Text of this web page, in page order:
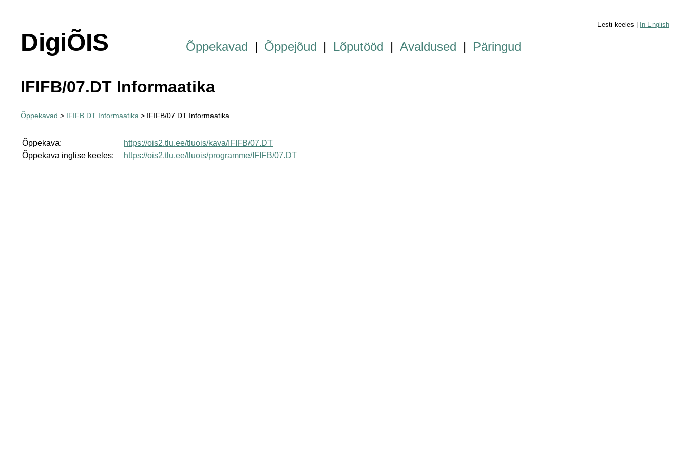
Eesti keeles | In English
DigiÕIS Õppekavad | Õppejõud | Lõputööd | Avaldused | Päringud
IFIFB/07.DT Informaatika
Õppekavad > IFIFB.DT Informaatika > IFIFB/07.DT Informaatika
Õppekava:
https://ois2.tlu.ee/tluois/kava/IFIFB/07.DT
Õppekava inglise keeles:
https://ois2.tlu.ee/tluois/programme/IFIFB/07.DT